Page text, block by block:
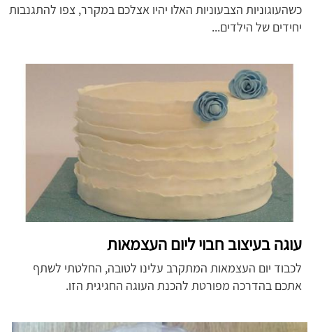
כשהעוגוניות הצבעוניות האלו יהיו אצלכם במקרר, צפו להתגנבות
יחידים של הילדים...
עוגה בעיצוב חבוי ליום העצמאות
לכבוד יום העצמאות המתקרב עלינו לטובה, החלטתי לשתף
אתכם בהדרכה מפורטת להכנת העוגה החגיגית הזו.